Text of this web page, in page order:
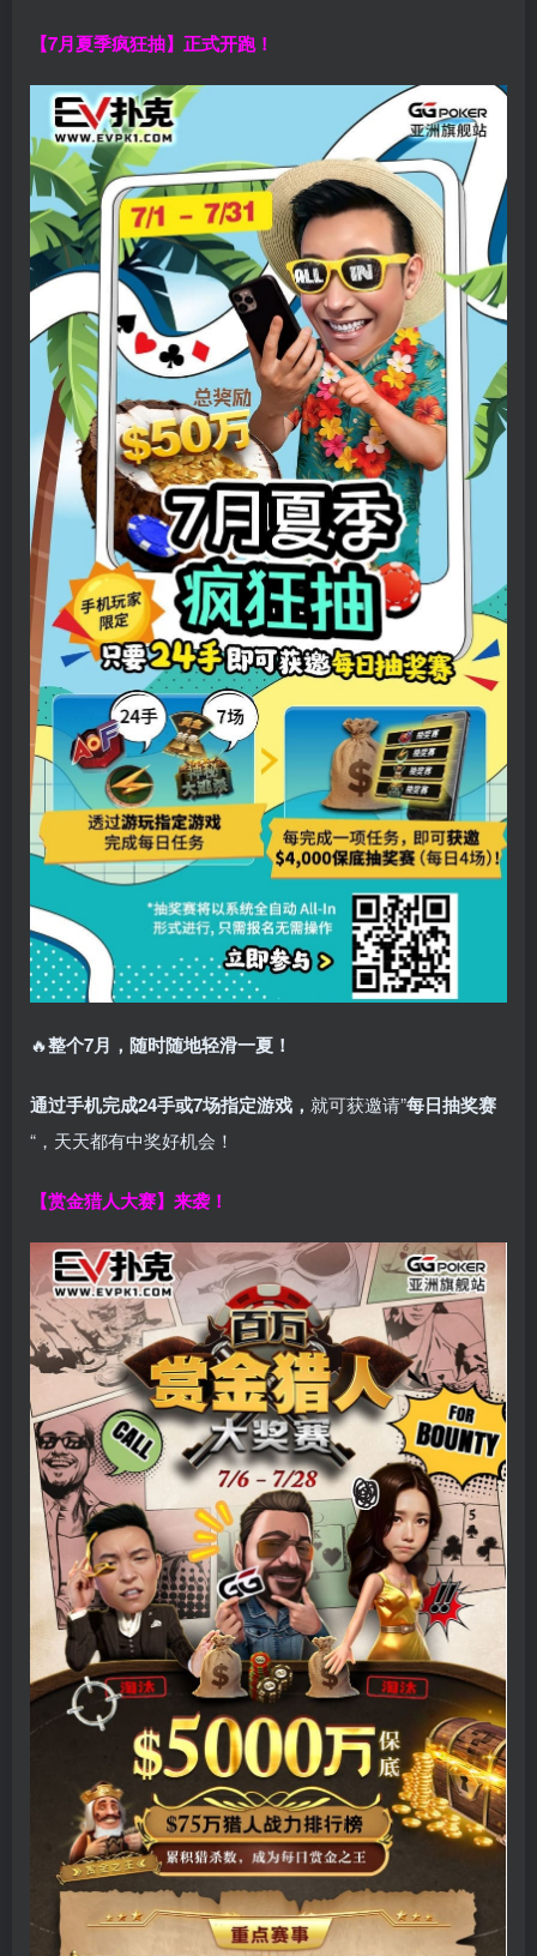
【7月夏季疯狂抽】正式开跑！
🔥整个7月，随时随地轻滑一夏！
通过手机完成24手或7场指定游戏， 就可获邀请”每日抽奖赛
“，天天都有中奖好机会！
【赏金猎人大赛】来袭！